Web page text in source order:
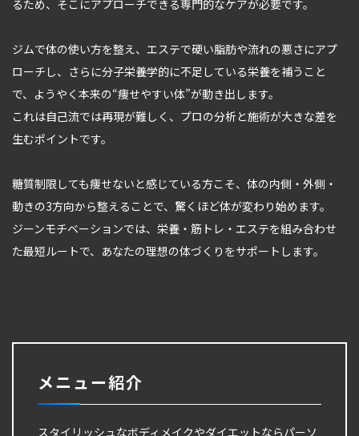
るため、そこにアプローチできる専門的なケアが必要です。
ジムで体の使い方を整え、エステで硬い脂肪や流れの悪さにアプ
ローチし、さらに分子栄養学的に不足している栄養を補うこと
で、ようやく本来の“痩せやすい体”が動き出します。
これは自己流では再現が難しく、プロの分析と施術が大きな差を
生むポイントです。
糖質制限しても痩せないと感じている方こそ、体の内側・外側・
動きの3方向から整えることで、驚くほど体が変わり始めます。
ジーンモチベーションでは、栄養・筋トレ・エステを組み合わせ
た最短ルートで、あなたの理想の体づくりをサポートします。
メニュー紹介
スタイリッシュなボディメイクやダイエットならパーソ